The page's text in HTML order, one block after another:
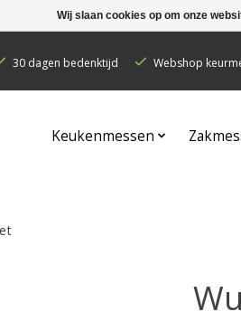
30 dagen bedenktijd Webshop
Keukenmessen
Wij slaan cookies op om onze